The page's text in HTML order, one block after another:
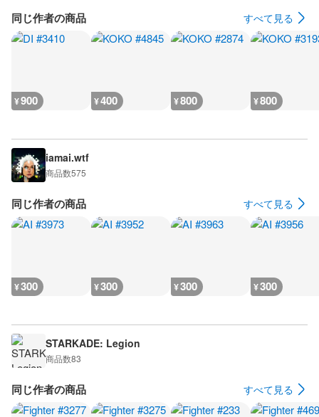
同じ作者の商品 すべて見る
¥900 ¥400 ¥800 ¥800
iamai.wtf
商品数575
同じ作者の商品 すべて見る
¥300 ¥300 ¥300 ¥300
STARKADE: Legion
商品数83
同じ作者の商品 すべて見る